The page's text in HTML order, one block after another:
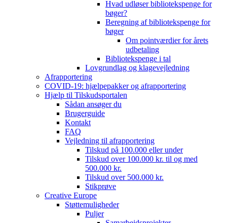
Hvad udløser bibliotekspenge for
bøger?
Beregning af bibliotekspenge for
bøger
Om pointværdier for årets
udbetaling
Bibliotekspenge i tal
Lovgrundlag og klagevejledning
Afrapportering
COVID-19: hjælpepakker og afrapportering
Hjælp til Tilskudsportalen
Sådan ansøger du
Brugerguide
Kontakt
FAQ
Vejledning til afrapportering
Tilskud på 100.000 eller under
Tilskud over 100.000 kr. til og med
500.000 kr.
Tilskud over 500.000 kr.
Stikprøve
Creative Europe
Støttemuligheder
Puljer